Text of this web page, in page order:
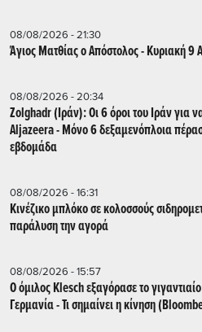
08/08/2026 - 21:30
Άγιος Ματθίας ο Απόστολος - Κυριακή 9
08/08/2026 - 20:34
Zolghadr (Ιράν): Οι 6 όροι του Ιράν για
Aljazeera - Mόνο 6 δεξαμενόπλοια
εβδομάδα
08/08/2026 - 16:31
Κινέζικο μπλόκο σε κολοσσούς
παράλυση την αγορά
08/08/2026 - 15:57
Ο όμιλος Klesch εξαγόρασε το
Γερμανία - Τι σημαίνει η κίνηση